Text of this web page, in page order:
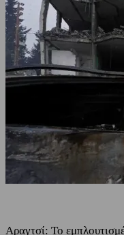
Αραγτσί: Το